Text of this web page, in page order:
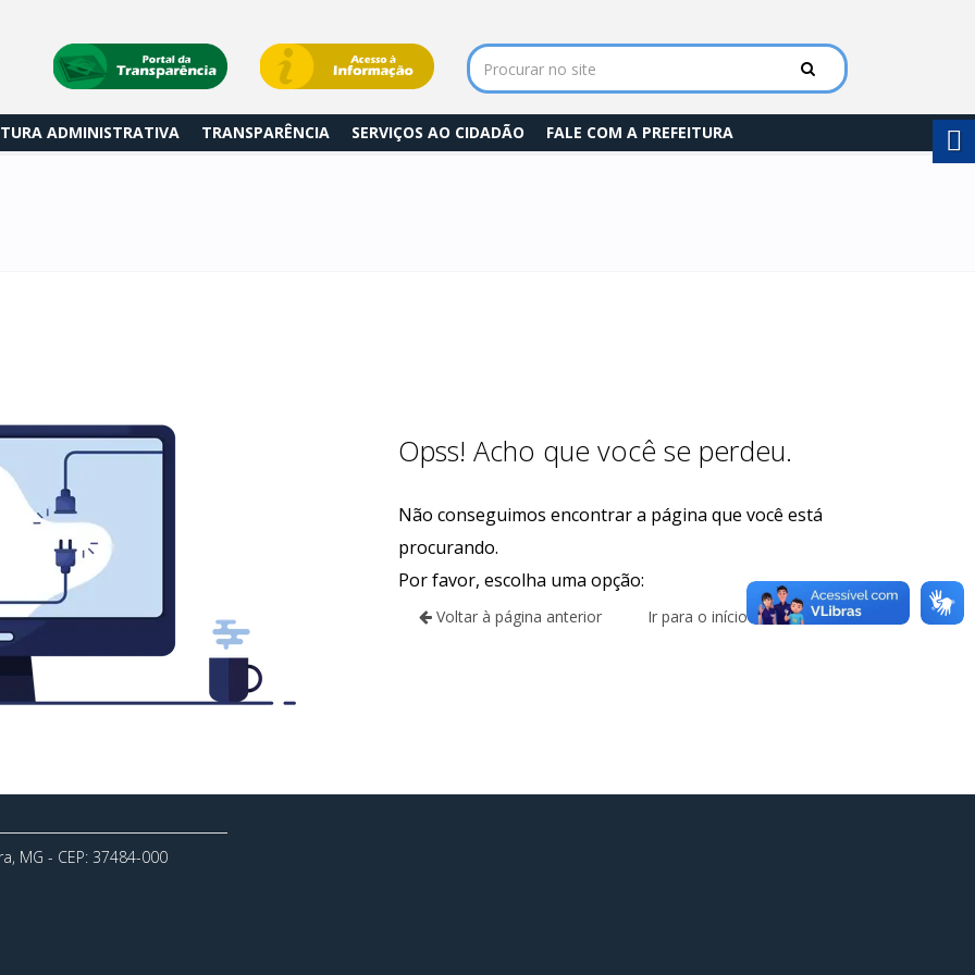
ADMINISTRATIVA TRANSPARÊNCIA SERVIÇOS AO CIDADÃO FALE COM A PREFEITURA
Opss! Acho que você se perdeu.
Não conseguimos encontrar a página que você está
procurando.
Por favor, escolha uma opção:
Voltar à página anterior Ir para o início
MG - CEP: 37484-000